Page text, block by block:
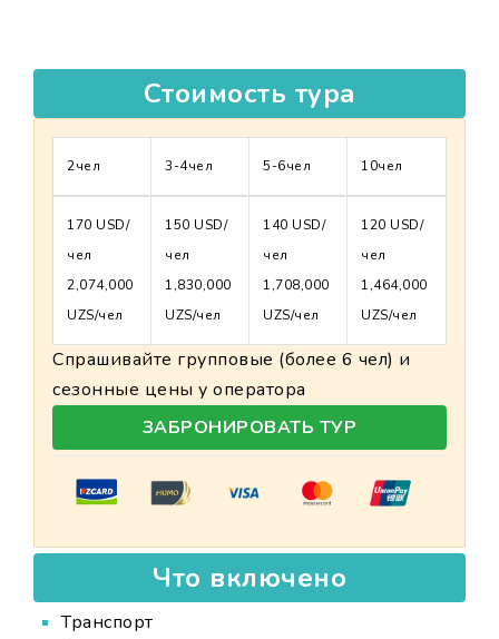
Стоимость тура
2чел 3-4чел 5-6чел 10чел
170 USD/
чел
2,074,000
UZS/чел
150 USD/
чел
1,830,000
UZS/чел
140 USD/
чел
1,708,000
UZS/чел
120 USD/
чел
1,464,000
UZS/чел
Спрашивайте групповые (более 6 чел) и
сезонные цены у оператора
ЗАБРОНИРОВАТЬ ТУР
Что включено
Транспорт